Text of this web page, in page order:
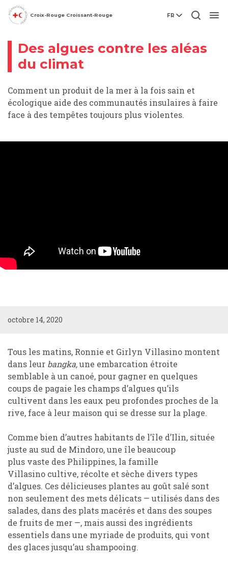
Croix-Rouge Croissant-Rouge FR
Vidéo
Des algues contre les aléas
du climat
Comment un produit de la mer à la fois sain et
écologique aide des communautés insulaires à faire
face à des tempêtes toujours plus violentes.
octobre 14, 2020
Tous les matins, Ronnie et Girlyn Villasino montent
dans leur bangka,une embarcation étroite
semblable à un canoé, pour gagner en quelques
coups de pagaie les champs d’algues qu’ils
cultivent dans les eaux peu profondes proches de la
rive, face à leur maison qui se dresse sur la plage.
Comme bien d’autres habitants de l’île d’Ilin, située
juste au sud de Mindoro, une île beaucoup
plus vaste des Philippines, la famille
Villasino cultive, récolte et sèche divers types
d’algues. Ces délicieuses plantes au goût salé sont
non seulement des mets délicats — utilisés dans des
salades, dans des plats macérés et dans des soupes
de fruits de mer —, mais aussi des ingrédients
essentiels dans une myriade de produits, qui vont
des glaces jusqu’au shampooing.